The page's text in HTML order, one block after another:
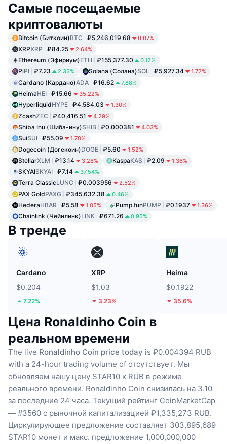
Самые посещаемые
криптовалюты
Bitcoin (Биткоин)BTC ₽5,246,019.68 0.07%
XRPXRP ₽84.25 2.64%
Ethereum (Эфириум)ETH ₽155,377.30 0.12%
PiPI ₽7.23 2.33% Solana (Солана)SOL ₽5,927.34 1.72%
Cardano (Кардано)ADA ₽16.62 7.88%
HeimaHEI ₽15.66 35.22%
HyperliquidHYPE ₽4,584.03 1.30%
ZcashZEC ₽40,416.51 4.29%
Shiba Inu (Шиба-ину)SHIB ₽0.000381 4.03%
SuiSUI ₽55.09 1.70%
Dogecoin (Догекоин)DOGE ₽5.60 1.52%
StellarXLM ₽13.14 3.28% KaspaKAS ₽2.09 1.36%
SKYAISKYAI ₽7.14 37.54%
Terra ClassicLUNC ₽0.003956 2.52%
PAX GoldPAXG ₽345,632.38 0.46%
HederaHBAR ₽5.58 1.05% Pump.funPUMP ₽0.1937 1.36%
Chainlink (Чейнлинк)LINK ₽671.26 0.95%
В тренде
Cardano
$0.204
7.22%
XRP
$1.03
3.23%
Heima
$0.1922
35.6%
Цена Ronaldinho Coin в
реальном времени
The live Ronaldinho Coin price today is ₽0.004394 RUB
with a 24-hour trading volume of отсутствует. Мы
обновляем нашу цену STAR10 к RUB в режиме
реального времени. Ronaldinho Coin снизилась на 3.10
за последние 24 часа. Текущий рейтинг CoinMarketCap
— #3560 с рыночной капитализацией ₽1,335,273 RUB.
Циркулирующее предложение составляет 303,895,689
STAR10 монет и макс. предложение 1,000,000,000